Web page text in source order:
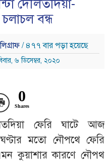
দৌলতদিয়া-
বন্ধ
/ ৪৭৭ বার পড়া হয়েছে
৬ ডিসেম্বর, ২০২০
0
Shares
ফেরি ঘাটে আজ
মতো নৌপথে ফেরি
কুয়াশার কারণে নৌপথ